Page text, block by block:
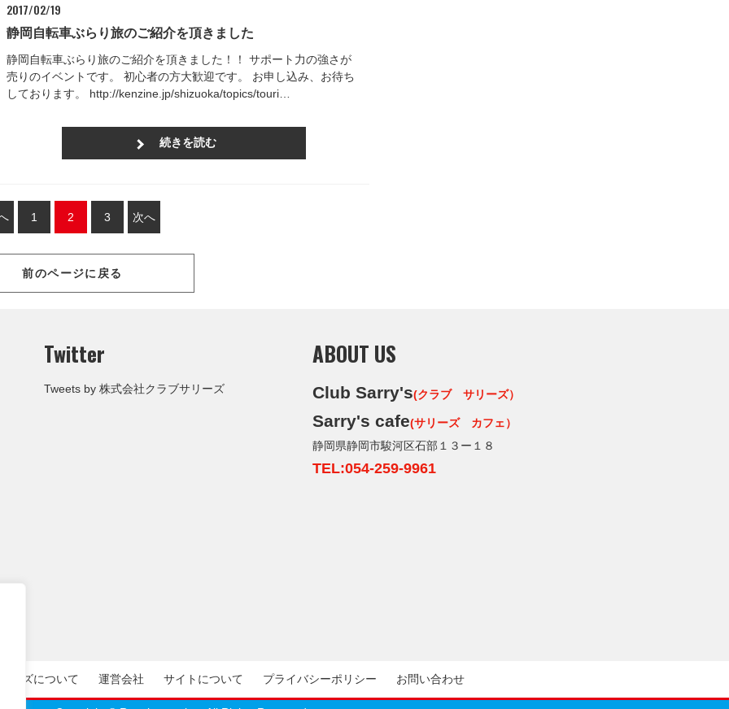
2017/02/19
静岡自転車ぶらり旅のご紹介を頂きました
静岡自転車ぶらり旅のご紹介を頂きました！！ サポート力の強さが
売りのイベントです。 初心者の方大歓迎です。 お申し込み、お待ち
しております。 http://kenzine.jp/shizuoka/topics/touri…
続きを読む
1 2 3 次へ
前のページに戻る
Twitter
Tweets by 株式会社クラブサリーズ
ABOUT US
Club Sarry's(クラブ サリーズ）
Sarry's cafe(サリーズ カフェ）
静岡県静岡市駿河区石部１３ー１８
TEL:054-259-9961
ーズについて 運営会社 サイトについて プライバシーポリシー お問い合わせ